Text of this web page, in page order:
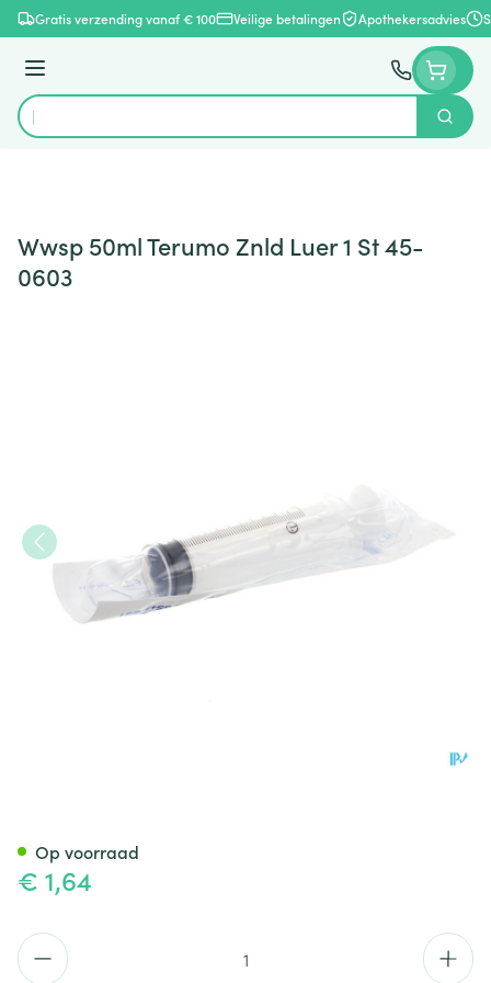
Ga naar de inhoud
Gratis verzending vanaf € 100 Veilige betalingen Apothekersadvies
Menu
Product, merk, categorie...
Zoek
Wwsp 50ml Terumo Znld Luer 1 St 45-
0603
€ 1,64
Aantal
Op voorraad